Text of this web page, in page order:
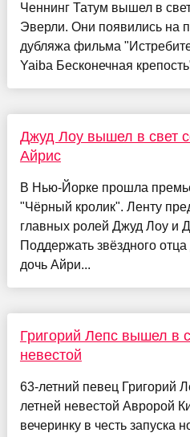
Ченнинг Татум вышел в
Эверли. Они появились на
дубляжа фильма
Yaiba Бесконечная
Джуд Лоу вышел в свет
Айрис
В Нью-Йорке прошла
"Чёрный кролик". Ленту
главных ролей Джуд Лоу и
Поддержать звёздного
дочь Айри...
Григорий Лепс вышел в
невестой
63-летний певец Григорий
летней невестой Авророй
вечеринку в честь запуска